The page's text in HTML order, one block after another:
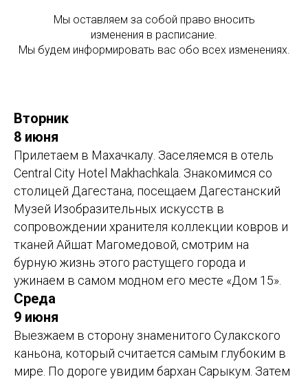
Мы оставляем за собой право вносить
изменения в расписание.
Мы будем информировать вас обо всех изменениях.
Вторник
8 июня
Прилетаем в Махачкалу. Заселяемся в отель
Central City Hotel Makhachkala. Знакомимся со
столицей Дагестана, посещаем Дагестанский
Музей Изобразительных искусств в
сопровождении хранителя коллекции ковров и
тканей Айшат Магомедовой, смотрим на
бурную жизнь этого растущего города и
ужинаем в самом модном его месте «Дом 15».
Среда
9 июня
Выезжаем в сторону знаменитого Сулакского
каньона, который считается самым глубоким в
мире. По дороге увидим бархан Сарыкум. Затем